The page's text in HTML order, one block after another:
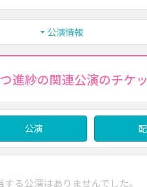
公演情報
進紗の関連公演のチケ
公演
する公演はありませんでした。